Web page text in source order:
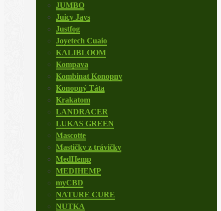
JUMBO
Juicy Jays
Justfog
Joyetech Cuaio
KALIBLOOM
Kompava
Kombinat Konopny
Konopný Táta
Krakatom
LANDRACER
LUKAS GREEN
Mascotte
Mastičky z trávičky
MedHemp
MEDIHEMP
myCBD
NATURE CURE
NUTKA